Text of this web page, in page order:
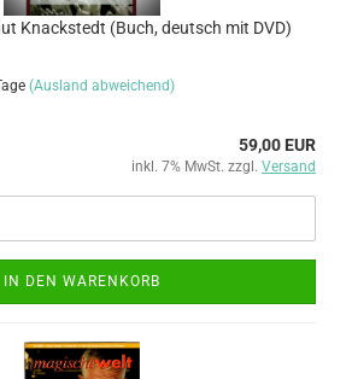
Knackstedt (Buch, deutsch mit DVD)
(Ausland abweichend)
59,00 EUR
inkl. 7% MwSt. zzgl. Versand
IN DEN WARENKORB